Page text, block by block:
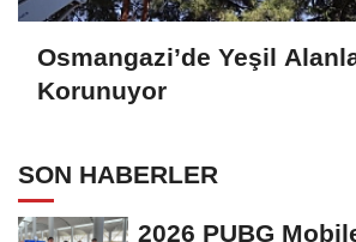
Osmangazi’de Yeşil
Korunuyor
SON HABERLER
2026 PUBG